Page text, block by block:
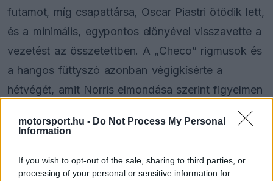
motorsport.hu - Do Not Process My Personal
Information
If you wish to opt-out of the sale, sharing to third parties, or
processing of your personal or sensitive information for
futamot, míg csapattársa, Oscar Piastri ötödik lett,
és a minimális, egypontos előnyével visszavette a
vezetést az összetettben. A „Checo” rigmusok és
a hangos füttyszó azonban végigkísérte a
hétvégét, amit Norris elmondása szerint figyelmen
This The media could not be loaded, either because
the server or network failed or because the format